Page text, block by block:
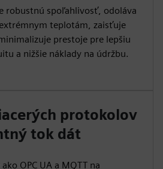
robustnú spoľahlivosť, odoláva
teplotám, zaisťuje
prestoje pre lepšiu
a nižšie náklady na údržbu.
protokolov
tok dát
OPC UA a MQTT na